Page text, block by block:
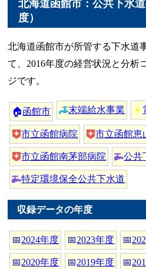
北海道函館市：公共下水
度）
北海道函館市が所管する下水道
て、2016年度の経営状況と分析
ジです。
🏠函館市 末端給水事業
市立函館病院 市立函館恵
市立函館南茅部病院 公共
特定環境保全公共下水道
収録データの年度
📅2024年度 📅2023年度 📅
📅2020年度 📅2019年度 📅